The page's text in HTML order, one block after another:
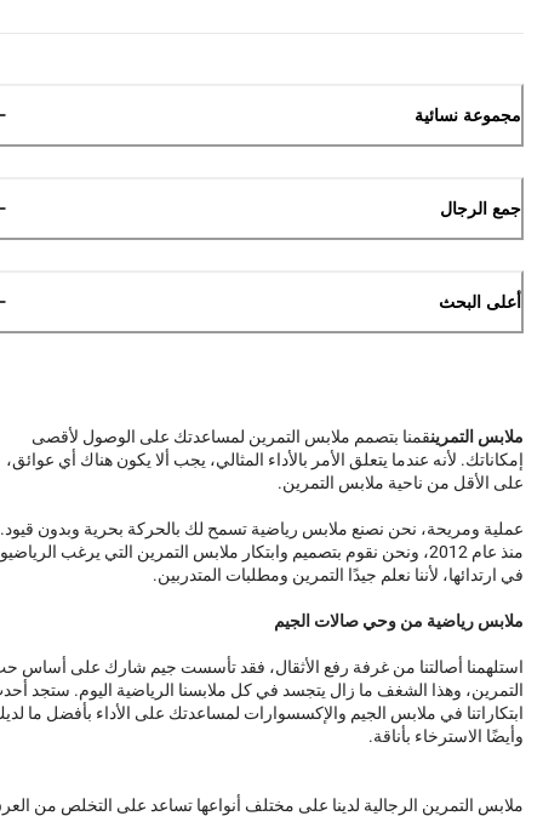
مجموعة نسائية
جمع الرجال
أعلى البحث
ملابس التمرينقمنا بتصمم ملابس التمرين لمساعدتك على الوصول لأقصى
إمكاناتك. لأنه عندما يتعلق الأمر بالأداء المثالي، يجب ألا يكون هناك أي عوائق،
على الأقل من ناحية ملابس التمرين.
عملية ومريحة، نحن نصنع ملابس رياضية تسمح لك بالحركة بحرية وبدون قيود.
منذ عام 2012، ونحن نقوم بتصميم وابتكار ملابس التمرين التي يرغب
في ارتدائها، لأننا نعلم جيدًا التمرين ومطلبات المتدربين.
ملابس رياضية من وحي صالات الجيم
استلهمنا أصالتنا من غرفة رفع الأثقال، فقد تأسست جيم شارك على أساس
التمرين، وهذا الشغف ما زال يتجسد في كل ملابسنا الرياضية اليوم. ستجد
ابتكاراتنا في ملابس الجيم والإكسسوارات لمساعدتك على الأداء بأفضل ما
وأيضًا الاسترخاء بأناقة.
ملابس التمرين الرجالية لدينا على مختلف أنواعها تساعد على التخلص من